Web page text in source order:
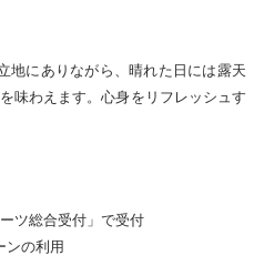
地にありながら、晴れた日には露天
味わえます。心身をリフレッシュす
ツ総合受付」で受付
ンの利用